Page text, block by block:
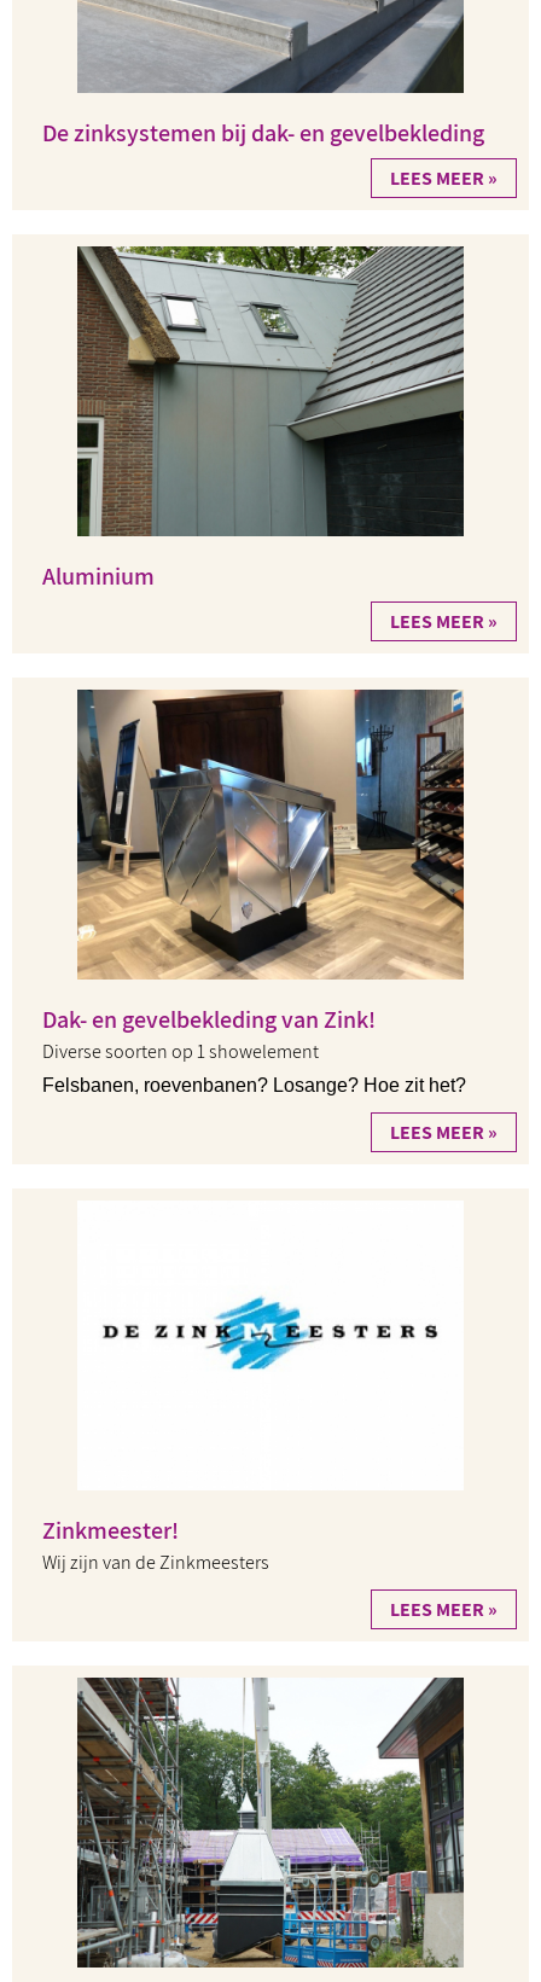
De zinksystemen bij dak- en gevelbekleding
LEES MEER »
Aluminium
LEES MEER »
Dak- en gevelbekleding van Zink!
Diverse soorten op 1 showelement
Felsbanen, roevenbanen? Losange? Hoe zit het?
LEES MEER »
Zinkmeester!
Wij zijn van de Zinkmeesters
LEES MEER »